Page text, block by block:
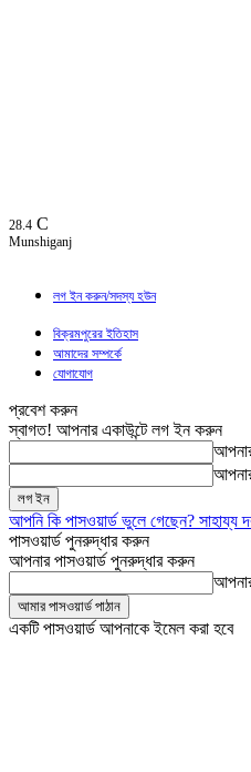
28.4 C
Munshiganj
লগ ইন করুন/সদস্য হউন
বিক্রমপুরের ইতিহাস
আমাদের সম্পর্কে
যোগাযোগ
প্রবেশ করুন
স্বাগত! আপনার একাউন্টে লগ ইন করুন
আপনি কি পাসওয়ার্ড ভুলে গেছেন? সাহায্য
পাসওয়ার্ড পুনরুদ্ধার করুন
আপনার পাসওয়ার্ড পুনরুদ্ধার করুন
একটি পাসওয়ার্ড আপনাকে ইমেল করা হবে